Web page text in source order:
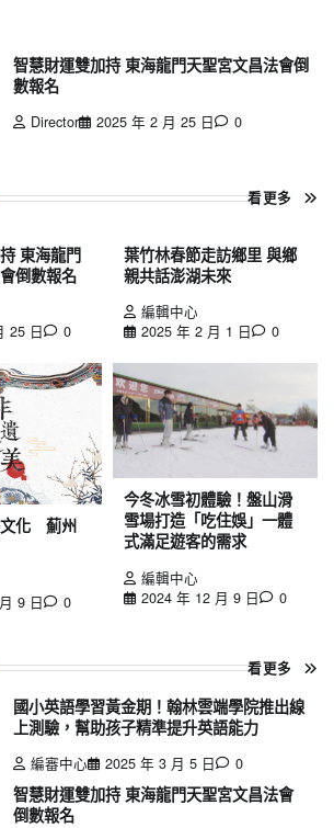
智慧財運雙加持 東海龍門天聖宮文昌法會倒
數報名
Director 2025 年 2 月 25 日 0
看更多
東海龍門
倒數報名
25 日
0
葉竹林春節走訪鄉里 與鄉
親共話澎湖未來
編輯中心
2025 年 2 月 1 日
0
文化 薊州
9 日
0
今冬冰雪初體驗！盤山滑
雪場打造「吃住娛」一體
式滿足遊客的需求
編輯中心
2024 年 12 月 9 日
0
看更多
國小英語學習黃金期！翰林雲端學院推出線
上測驗，幫助孩子精準提升英語能力
編審中心 2025 年 3 月 5 日 0
智慧財運雙加持 東海龍門天聖宮文昌法會
倒數報名